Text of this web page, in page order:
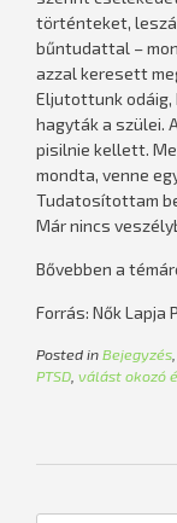
történteket,
bűntudattal –
azzal keresett
Eljutottunk odáig,
hagyták a szülei.
pisilnie kellett.
mondta, venne
Tudatosítottam
Már nincs
Bővebben a
Forrás: Nők Lapja
Posted inBejegyzés
PTSD válást okozó